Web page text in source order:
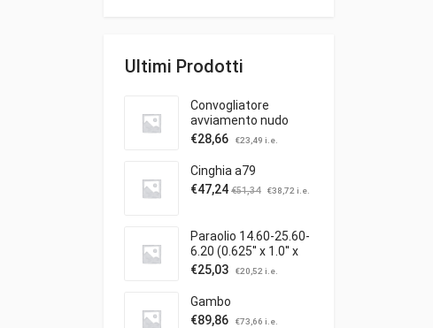
Ultimi Prodotti
Convogliatore
avviamento nudo
€28,66 €23,49 i.e.
Cinghia a79
€47,24 €51,34 €38,72 i.e.
Paraolio 14.60-25.60-
6.20 (0.625'' x 1.0'' x
0.25'')
€25,03 €20,52 i.e.
Gambo
€89,86 €73,66 i.e.